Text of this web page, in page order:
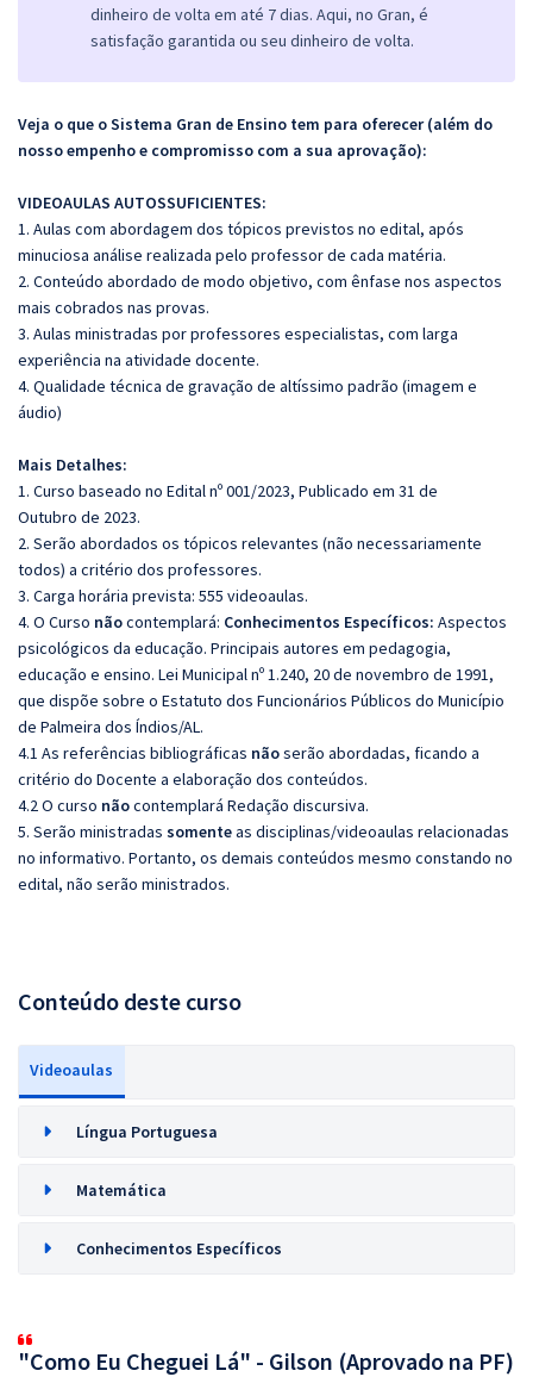
dinheiro de volta em até 7 dias. Aqui, no Gran, é
satisfação garantida ou seu dinheiro de volta.
Veja o que o Sistema Gran de Ensino tem para oferecer (além do
nosso empenho e compromisso com a sua aprovação):
VIDEOAULAS AUTOSSUFICIENTES:
1. Aulas com abordagem dos tópicos previstos no edital, após
minuciosa análise realizada pelo professor de cada matéria.
2. Conteúdo abordado de modo objetivo, com ênfase nos aspectos
mais cobrados nas provas.
3. Aulas ministradas por professores especialistas, com larga
experiência na atividade docente.
4. Qualidade técnica de gravação de altíssimo padrão (imagem e
áudio)
Mais Detalhes:
1. Curso baseado no Edital nº 001/2023, Publicado em 31 de
Outubro de 2023.
2. Serão abordados os tópicos relevantes (não necessariamente
todos) a critério dos professores.
3. Carga horária prevista: 555 videoaulas.
4. O Curso nãocontemplará: Conhecimentos Específicos: Aspectos
psicológicos da educação. Principais autores em pedagogia,
educação e ensino. Lei Municipal nº 1.240, 20 de novembro de 1991,
que dispõe sobre o Estatuto dos Funcionários Públicos do Município
de Palmeira dos Índios/AL.
4.1 As referências bibliográficas nãoserão abordadas, ficando a
critério do Docente a elaboração dos conteúdos.
4.2 O curso nãocontemplará Redação discursiva.
5. Serão ministradas somenteas disciplinas/videoaulas relacionadas
no informativo. Portanto, os demais conteúdos mesmo constando no
edital, não serão ministrados.
Conteúdo deste curso
Videoaulas
Língua Portuguesa
Matemática
Conhecimentos Específicos
"Como Eu Cheguei Lá" - Gilson (Aprovado na PF)